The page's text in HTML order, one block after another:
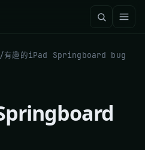
/有趣的iPad Springboard bug